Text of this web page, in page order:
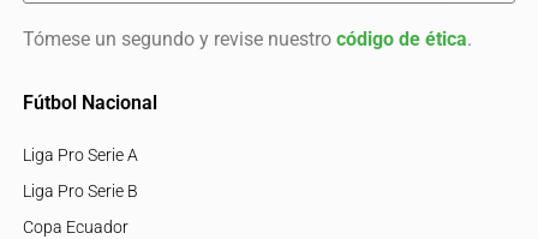
Tómese un segundo y revise nuestro código de ética.
Fútbol Nacional
Liga Pro Serie A
Liga Pro Serie B
Copa Ecuador